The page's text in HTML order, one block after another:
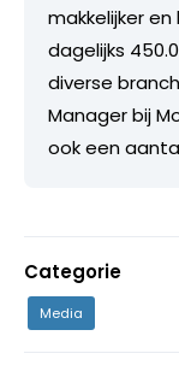
makkelijker
dagelijks
diverse
Manager bij
ook een
Categorie
Media